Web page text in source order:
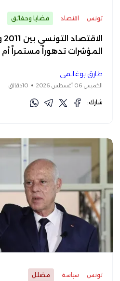
تونس اقتصاد قضايا وحقائق
المؤشرات تدهوراً مستمراً أم
طارق بوغانمي
الخميس 06 أغسطس 2026 10دقائق
شارك:
تونس سياسة مضلل